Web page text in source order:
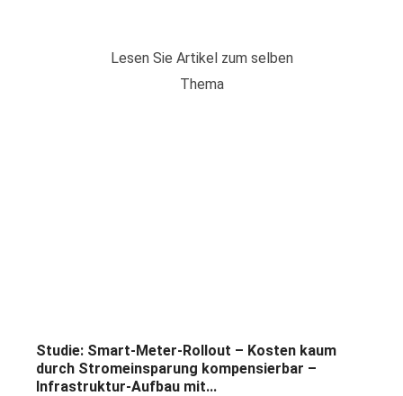
Lesen Sie Artikel zum selben
Thema
Studie: Smart-Meter-Rollout – Kosten kaum
durch Stromeinsparung kompensierbar –
Infrastruktur-Aufbau mit...